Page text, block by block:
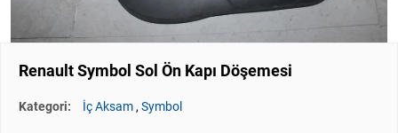
Renault Symbol Sol Ön Kapı Döşemesi
Kategori: İç Aksam , Symbol